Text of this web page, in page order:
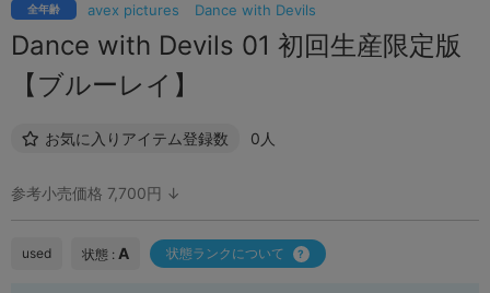
avex pictures Dance with Devils
全年齢
Dance with Devils 01 初回生産限定版
【ブルーレイ】
お気に入りアイテム登録数 0人
参考小売価格 7,700円 ↓
used 状態 : A 状態ランクについて